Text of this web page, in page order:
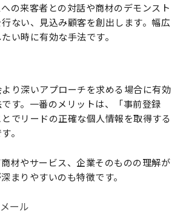
の来客者との対話や商材のデモンスト
ない、見込み顧客を創出します。幅広
い時に有効な手法です。
り深いアプローチを求める場合に有効
す。一番のメリットは、「事前登録
でリードの正確な個人情報を取得する
。
材やサービス、企業そのものの理解が
まりやすいのも特徴です。
ール